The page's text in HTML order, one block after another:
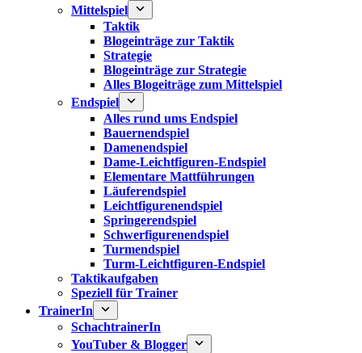
Mittelspiel
Taktik
Blogeinträge zur Taktik
Strategie
Blogeinträge zur Strategie
Alles Blogeiträge zum Mittelspiel
Endspiel
Alles rund ums Endspiel
Bauernendspiel
Damenendspiel
Dame-Leichtfiguren-Endspiel
Elementare Mattführungen
Läuferendspiel
Leichtfigurenendspiel
Springerendspiel
Schwerfigurenendspiel
Turmendspiel
Turm-Leichtfiguren-Endspiel
Taktikaufgaben
Speziell für Trainer
TrainerIn
SchachtrainerIn
YouTuber & Blogger